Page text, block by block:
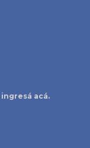
ingresá acá.